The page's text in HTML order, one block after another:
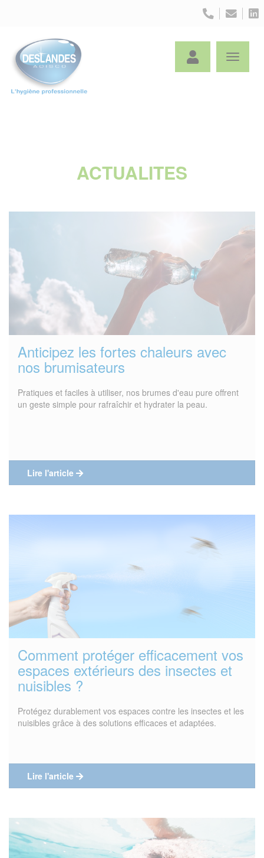
ACTUALITES
Anticipez les fortes chaleurs avec
nos brumisateurs
Pratiques et faciles à utiliser, nos brumes d'eau pure offrent
un geste simple pour rafraîchir et hydrater la peau.
Lire l'article
Comment protéger efficacement vos
espaces extérieurs des insectes et
nuisibles ?
Protégez durablement vos espaces contre les insectes et les
nuisibles grâce à des solutions efficaces et adaptées.
Lire l'article